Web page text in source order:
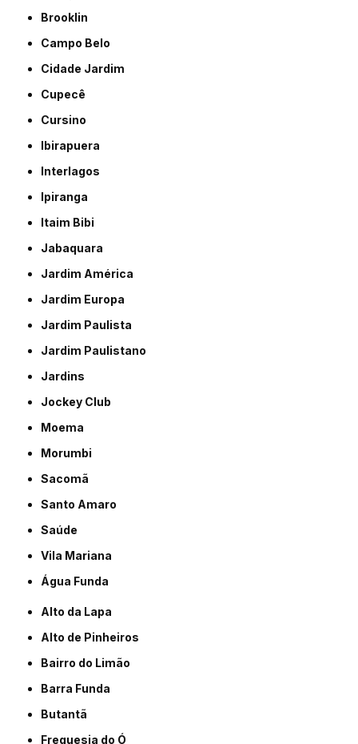
Brooklin
Campo Belo
Cidade Jardim
Cupecê
Cursino
Ibirapuera
Interlagos
Ipiranga
Itaim Bibi
Jabaquara
Jardim América
Jardim Europa
Jardim Paulista
Jardim Paulistano
Jardins
Jockey Club
Moema
Morumbi
Sacomã
Santo Amaro
Saúde
Vila Mariana
Água Funda
Alto da Lapa
Alto de Pinheiros
Bairro do Limão
Barra Funda
Butantã
Freguesia do Ó